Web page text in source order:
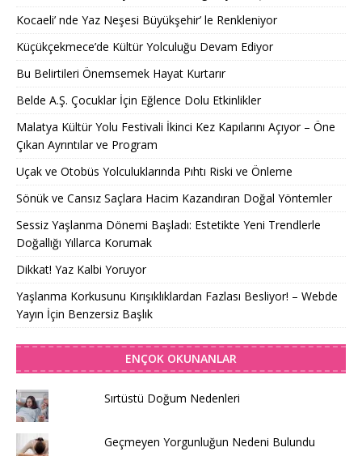
Kocaeli’ nde Yaz Neşesi Büyükşehir’ le Renkleniyor
Küçükçekmece’de Kültür Yolculuğu Devam Ediyor
Bu Belirtileri Önemsemek Hayat Kurtarır
Belde A.Ş. Çocuklar İçin Eğlence Dolu Etkinlikler
Malatya Kültür Yolu Festivali İkinci Kez Kapılarını Açıyor – Öne
Çıkan Ayrıntılar ve Program
Uçak ve Otobüs Yolculuklarında Pıhtı Riski ve Önleme
Sönük ve Cansız Saçlara Hacim Kazandıran Doğal Yöntemler
Sessiz Yaşlanma Dönemi Başladı: Estetikte Yeni Trendlerle
Doğallığı Yıllarca Korumak
Dikkat! Yaz Kalbi Yoruyor
Yaşlanma Korkusunu Kırışıklıklardan Fazlası Besliyor! – Webde
Yayın İçin Benzersiz Başlık
ENÇOK OKUNANLAR
Sırtüstü Doğum Nedenleri
Geçmeyen Yorgunluğun Nedeni Bulundu